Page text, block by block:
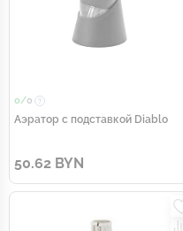
0/0
Аэратор с подставкой Diablo
50.62 BYN